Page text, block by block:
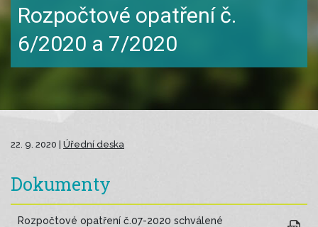
Rozpočtové opatření č.
6/2020 a 7/2020
22. 9. 2020 | Úřední deska
Dokumenty
Rozpočtové opatření č.07-2020 schválené